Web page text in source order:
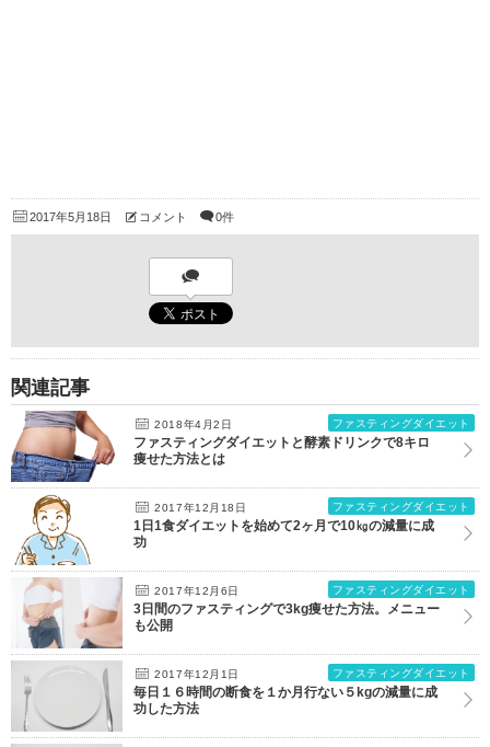
2017年5月18日 コメント 0件
関連記事
2018年4月2日 ファスティングダイエット
ファスティングダイエットと酵素ドリンクで8キロ
痩せた方法とは
2017年12月18日 ファスティングダイエット
1日1食ダイエットを始めて2ヶ月で10㎏の減量に成
功
2017年12月6日 ファスティングダイエット
3日間のファスティングで3kg痩せた方法。メニュー
も公開
2017年12月1日 ファスティングダイエット
毎日１６時間の断食を１か月行ない５kgの減量に成
功した方法